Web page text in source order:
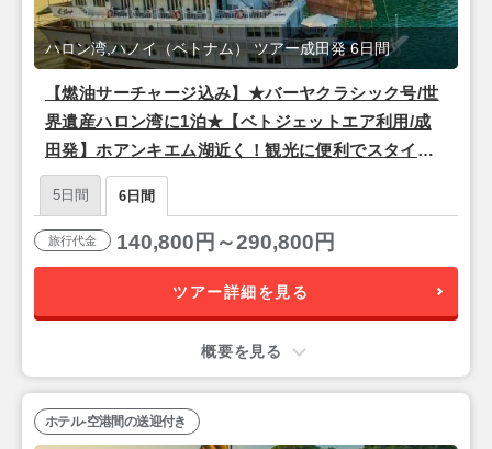
【燃油サーチャージ込み】★バーヤクラシック号/世
界遺産ハロン湾に1泊★【ベトジェットエア利用/成
田発】ホアンキエム湖近く！観光に便利でスタイリ
ッシュな4つ星『ザ・チーブティック・ハノイ（スー
ペリアルーム）』宿泊ハノイ4泊6日
ハロン湾,ハノイ（ベトナム） ツアー成田発 6日間
5日間 6日間
旅行代金 140,800円～290,800円
ツアー詳細を見る
概要を見る
ホテル-空港間の送迎付き